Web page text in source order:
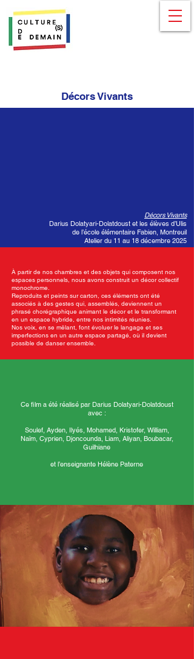
Décors Vivants
Décors Vivants
Darius Dolatyari-Dolatdoust et les élèves d’Ulis
de l’école élémentaire Fabien, Montreuil
Atelier du 11 au 18 décembre 2025
À partir de nos chambres et des objets qui composent nos
espaces personnels, nous avons construit un décor collectif
monochrome.
Reproduits et peints sur carton, ces éléments ont été
associés à des gestes qui, assemblés, deviennent un
phrasé chorégraphique animant le décor et le transformant
en un espace hybride, entre nos intimités réunies.
Nos voix, en se mêlant, font évoluer le langage et ses
imperfections en un autre espace partagé, où il devient
possible de danser ensemble.
Ce film a été réalisé par Darius Dolatyari-Dolatdoust
avec :
Soulef, Ayden, Ilyés, Mohamed, Kristofer, William,
Naïm, Cyprien, Djoncounda, Liam, Aliyan, Boubacar,
Guilhiane
et l’enseignante Hélène Paterne